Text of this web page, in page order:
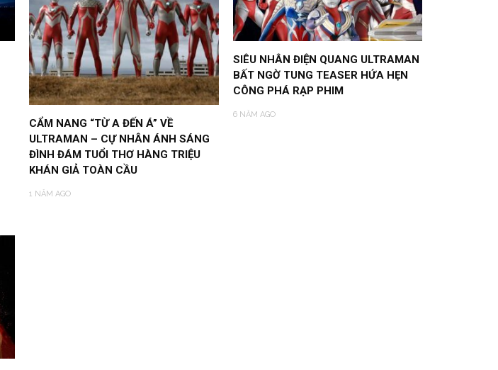
CẨM NANG “TỪ A ĐẾN Á” VỀ
ULTRAMAN – CỰ NHÂN ÁNH SÁNG
ĐÌNH ĐÁM TUỔI THƠ HÀNG TRIỆU
KHÁN GIẢ TOÀN CẦU
1 NĂM AGO
SIÊU NHÂN ĐIỆN QUANG ULTRAMAN
BẤT NGỜ TUNG TEASER HỨA HẸN
CÔNG PHÁ RẠP PHIM
6 NĂM AGO